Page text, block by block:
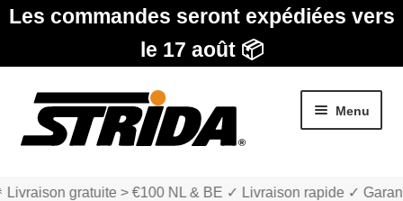
Les commandes seront expédiées vers
le 17 août 📦
Aller
la
Aller
contenu
Menu
gratuite > €100 NL & BE ✓ Livraison rapide ✓